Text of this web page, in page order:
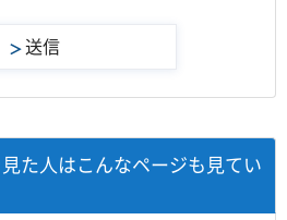
た人はこんなページも見てい